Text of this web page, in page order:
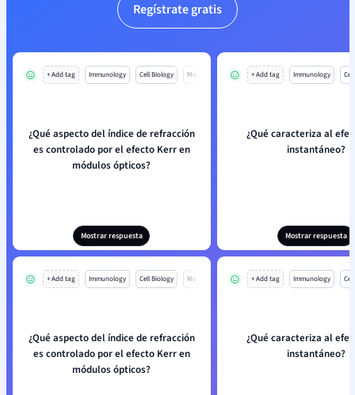
Regístrate gratis
+ Add tag Immunology Cell Biology Mo
¿Qué aspecto del índice de refracción
es controlado por el efecto Kerr en
módulos ópticos?
Mostrar respuesta
+ Add tag Immunology
¿Qué caracteriza al
instantáneo?
Mostrar respuesta
+ Add tag Immunology Cell Biology Mo
¿Qué aspecto del índice de refracción
es controlado por el efecto Kerr en
módulos ópticos?
+ Add tag Immunology
¿Qué caracteriza al
instantáneo?